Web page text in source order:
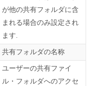
が他の共有フォルダに含
まれる場合のみ設定され
ます.
共有フォルダの名称
ユーザーの共有ファイ
ル・フォルダへのアクセ